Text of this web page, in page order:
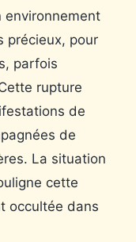
environnement
précieux, pour
parfois
rupture
de
de
La situation
cette
occultée dans